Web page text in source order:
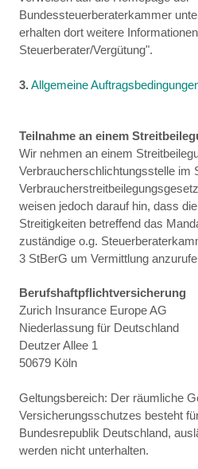
Bundessteuerberaterkammer
erhalten dort weitere
Steuerberater/Vergütung".
3.Allgemeine
Teilnahme an einem
Wir nehmen an einem
Verbraucherschlichtungsstelle im
weisen jedoch darauf hin, dass
Streitigkeiten betreffend das
zuständige o.g.
3 StBerG um Vermittlung
Berufshaftpflichtversicherung
Zurich Insurance Europe AG
Niederlassung für Deutschland
Deutzer Allee 1
50679 Köln
Geltungsbereich: Der räumliche
Versicherungsschutzes besteht
Bundesrepublik Deutschland,
werden nicht unterhalten.